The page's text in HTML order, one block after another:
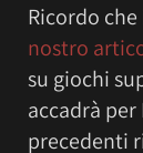
Ricordo
nostro
su giochi
accadrà per
precedenti